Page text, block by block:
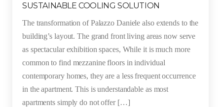
SUSTAINABLE COOLING SOLUTION
The transformation of Palazzo Daniele also extends to the
building’s layout. The grand front living areas now serve
as spectacular exhibition spaces, While it is much more
common to find mezzanine floors in individual
contemporary homes, they are a less frequent occurrence
in the apartment. This is understandable as most
apartments simply do not offer […]